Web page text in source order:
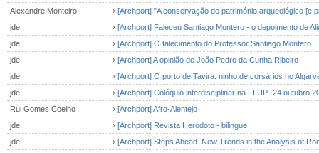
Alexandre Monteiro
› [Archport] "A conservação do património arqueológico [e
jde
› [Archport] Faleceu Santiago Montero - o depoimento de
jde
› [Archport] O falecimento do Professor Santiago Montero
jde
› [Archport] A opinião de João Pedro da Cunha Ribeiro
jde
› [Archport] O porto de Tavira: ninho de corsários no
jde
› [Archport] Colóquio interdisciplinar na FLUP- 24 outubro
Rui Gomes Coelho
› [Archport] Afro-Alentejo
jde
› [Archport] Revista Heródoto - bilingue
jde
› [Archport] Steps Ahead. New Trends in the Analysis of